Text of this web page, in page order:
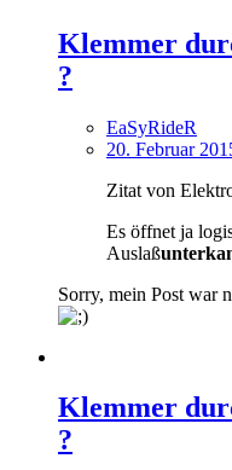
Klemmer
?
EaSyRideR
20. Februar
Zitat von
Es öffnet ja
Auslaß
Sorry, mein Post war
Klemmer
?